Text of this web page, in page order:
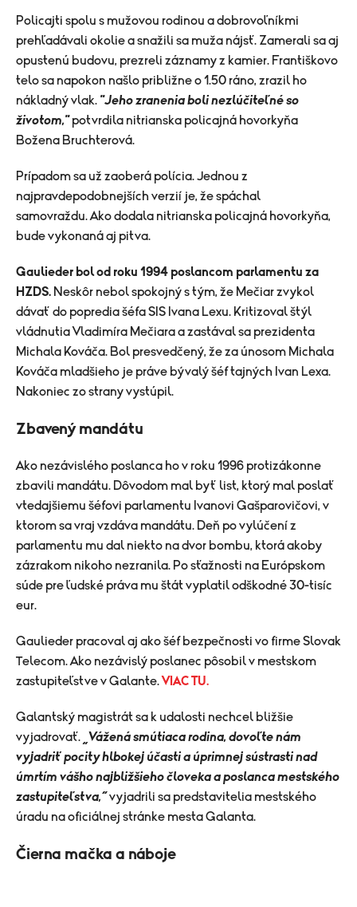
Policajti spolu s mužovou rodinou a dobrovoľníkmi
prehľadávali okolie a snažili sa muža nájsť. Zamerali sa aj
opustenú budovu, prezreli záznamy z kamier. Františkovo
telo sa napokon našlo približne o 1.50 ráno, zrazil ho
nákladný vlak. "Jeho zranenia boli nezlúčiteľné so
životom," potvrdila nitrianska policajná hovorkyňa
Božena Bruchterová.
Prípadom sa už zaoberá polícia. Jednou z
najpravdepodobnejších verzií je, že spáchal
samovraždu. Ako dodala nitrianska policajná hovorkyňa,
bude vykonaná aj pitva.
Gaulieder bol od roku 1994 poslancom parlamentu za
HZDS. Neskôr nebol spokojný s tým, že Mečiar zvykol
dávať do popredia šéfa SIS Ivana Lexu. Kritizoval štýl
vládnutia Vladimíra Mečiara a zastával sa prezidenta
Michala Kováča. Bol presvedčený, že za únosom Michala
Kováča mladšieho je práve bývalý šéf tajných Ivan Lexa.
Nakoniec zo strany vystúpil.
Zbavený mandátu
Ako nezávislého poslanca ho v roku 1996 protizákonne
zbavili mandátu. Dôvodom mal byť list, ktorý mal poslať
vtedajšiemu šéfovi parlamentu Ivanovi Gašparovičovi, v
ktorom sa vraj vzdáva mandátu. Deň po vylúčení z
parlamentu mu dal niekto na dvor bombu, ktorá akoby
zázrakom nikoho nezranila. Po sťažnosti na Európskom
súde pre ľudské práva mu štát vyplatil odškodné 30-tisíc
eur.
Gaulieder pracoval aj ako šéf bezpečnosti vo firme Slovak
Telecom.Ako nezávislý poslanec pôsobil v mestskom
zastupiteľstve v Galante.VIAC TU.
Galantský magistrát sa k udalosti nechcel bližšie
vyjadrovať.
„Vážená smútiaca rodina, dovoľte nám
vyjadriť pocity hlbokej účasti a úprimnej sústrasti nad
úmrtím vášho najbližšieho človeka a poslanca mestského
zastupiteľstva,“vyjadrili sa predstavitelia mestského
úradu na oficiálnej stránke mesta Galanta.
Čierna mačka a náboje